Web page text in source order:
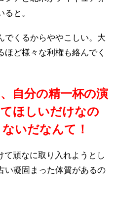
と。
でくるからややこしい。大
ほど様々な利権も絡んでく
自分の精一杯の演
ほしいだけなの
いだなんて！
て頑なに取り入れようとし
い凝固まった体質があるの